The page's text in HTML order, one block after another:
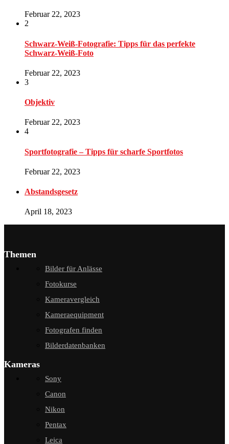
Februar 22, 2023
2
Schwarz-Weiß-Fotografie: Tipps für das perfekte
Schwarz-Weiß-Foto
Februar 22, 2023
3
Objektiv
Februar 22, 2023
4
Sportfotografie – Tipps für scharfe Sportfotos
Februar 22, 2023
Abstandsgesetz
April 18, 2023
Themen
Bilder für Anlässe
Fotokurse
Kameravergleich
Kameraequipment
Fotografen finden
Bilderdatenbanken
Kameras
Sony
Canon
Nikon
Pentax
Leica